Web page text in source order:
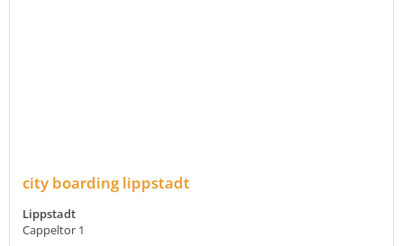
city boarding lippstadt
Lippstadt
Cappeltor 1